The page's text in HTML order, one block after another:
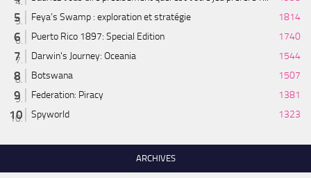
Feya’s Swamp : exploration et stratégie
1814
Puerto Rico 1897: Special Edition
1740
Darwin's Journey: Oceania
1544
Botswana
1507
Federation: Piracy
1381
Spyworld
1323
ARCHIVES